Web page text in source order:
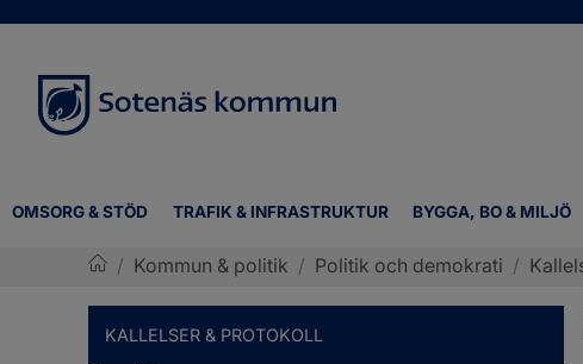
OMSORG & STÖD TRAFIK & INFRASTRUKTUR BYGGA, BO & MILJÖ
/ Kommun & politik / Politik och demokrati /
KALLELSER & PROTOKOLL